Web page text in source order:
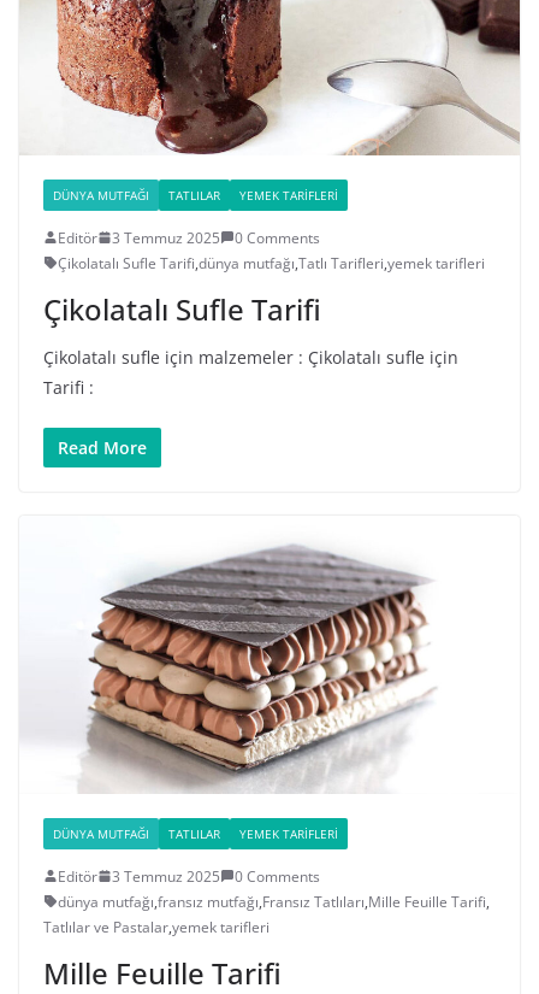
DÜNYA MUTFAĞI TATLILAR YEMEK TARIFLERI
Editör 3 Temmuz 2025
0 Comments
Çikolatalı Sufle Tarifi,dünya mutfağı,Tatlı Tarifleri,yemek tarifleri
Çikolatalı Sufle Tarifi
Çikolatalı sufle için malzemeler : Çikolatalı sufle için
Tarifi :
Read More
DÜNYA MUTFAĞI TATLILAR YEMEK TARIFLERI
Editör 3 Temmuz 2025
0 Comments
dünya mutfağı,fransız mutfağı,Fransız Tatlıları,Mille Feuille Tarifi,
Tatlılar ve Pastalar,yemek tarifleri
Mille Feuille Tarifi